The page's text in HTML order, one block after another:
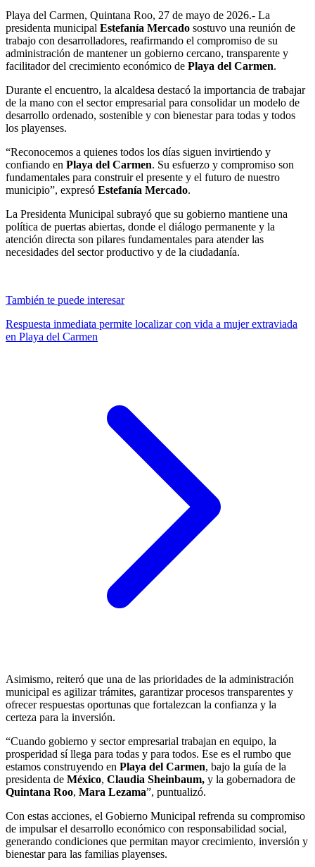
Playa del Carmen, Quintana Roo, 27 de mayo de 2026.- La
presidenta municipal Estefanía Mercado sostuvo una reunión de
trabajo con desarrolladores, reafirmando el compromiso de su
administración de mantener un gobierno cercano, transparente y
facilitador del crecimiento económico de Playa del Carmen.
Durante el encuentro, la alcaldesa destacó la importancia de trabajar
de la mano con el sector empresarial para consolidar un modelo de
desarrollo ordenado, sostenible y con bienestar para todas y todos
los playenses.
“Reconocemos a quienes todos los días siguen invirtiendo y
confiando en Playa del Carmen. Su esfuerzo y compromiso son
fundamentales para construir el presente y el futuro de nuestro
municipio”, expresó Estefanía Mercado.
La Presidenta Municipal subrayó que su gobierno mantiene una
política de puertas abiertas, donde el diálogo permanente y la
atención directa son pilares fundamentales para atender las
necesidades del sector productivo y de la ciudadanía.
También te puede interesar
Respuesta inmediata permite localizar con vida a mujer extraviada
en Playa del Carmen
Asimismo, reiteró que una de las prioridades de la administración
municipal es agilizar trámites, garantizar procesos transparentes y
ofrecer respuestas oportunas que fortalezcan la confianza y la
certeza para la inversión.
“Cuando gobierno y sector empresarial trabajan en equipo, la
prosperidad sí llega para todas y para todos. Ese es el rumbo que
estamos construyendo en Playa del Carmen, bajo la guía de la
presidenta de México, Claudia Sheinbaum, y la gobernadora de
Quintana Roo, Mara Lezama”, puntualizó.
Con estas acciones, el Gobierno Municipal refrenda su compromiso
de impulsar el desarrollo económico con responsabilidad social,
generando condiciones que permitan mayor crecimiento, inversión y
bienestar para las familias playenses.